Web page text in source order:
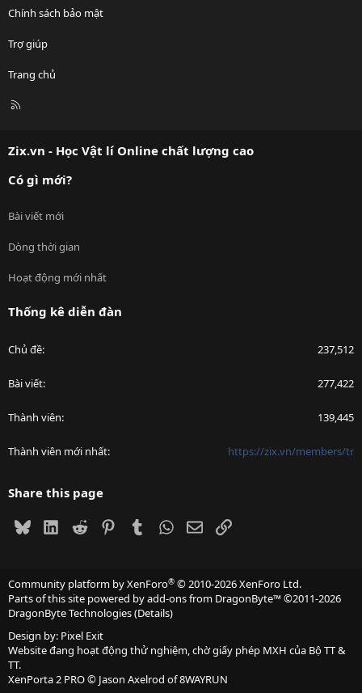
Chính sách bảo mật
Trợ giúp
Trang chủ
R
Zix.vn - Học Vật lí Online chất lượng cao
Có gì mới?
Bài viết mới
Dòng thời gian
Hoạt động mới nhất
Thống kê diễn đàn
Chủ đề 237,512
Bài viết 277,422
Thành viên 139,445
Thành viên mới nhất https://zix.vn/members/tr
Share this page
BlueskyLinkedIn
Reddit PinterestTumblrWhatsApp
EmailLink
Community platform by XenForo® © 2010-2026 XenForo Ltd.
Parts of this site powered byadd-ons from DragonByte™©2011-2026
DragonByte Technologies(Details)
Design by: Pixel Exit
Website đang hoạt động thử nghiệm, chờ giấy phép MXH của Bộ TT &
TT.
XenPorta 2 PRO© Jason Axelrod of8WAYRUN